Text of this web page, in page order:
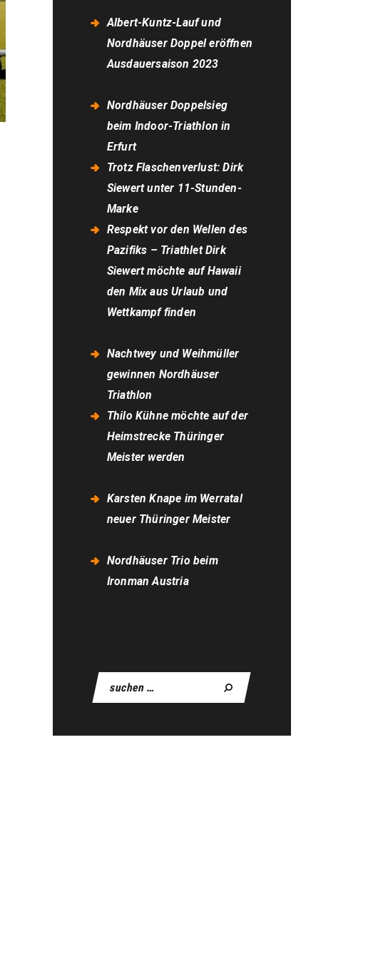
Albert-Kuntz-Lauf und
Nordhäuser Doppel eröffnen
Ausdauersaison 2023
Nordhäuser Doppelsieg
beim Indoor-Triathlon in
Erfurt
Trotz Flaschenverlust: Dirk
Siewert unter 11-Stunden-
Marke
Respekt vor den Wellen des
Pazifiks – Triathlet Dirk
Siewert möchte auf Hawaii
den Mix aus Urlaub und
Wettkampf finden
Nachtwey und Weihmüller
gewinnen Nordhäuser
Triathlon
Thilo Kühne möchte auf der
Heimstrecke Thüringer
Meister werden
Karsten Knape im Werratal
neuer Thüringer Meister
Nordhäuser Trio beim
Ironman Austria